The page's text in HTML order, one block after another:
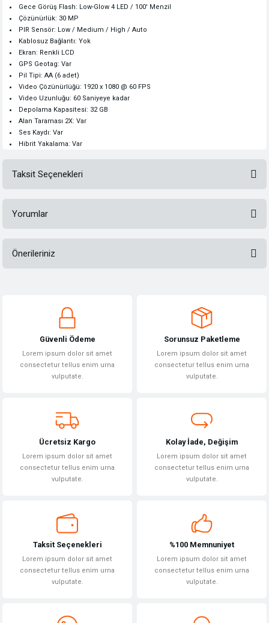
Gece Görüş Flash: Low-Glow 4 LED / 100' Menzil
Çözünürlük: 30 MP
PIR Sensör: Low / Medium / High / Auto
Kablosuz Bağlantı: Yok
Ekran: Renkli LCD
GPS Geotag: Var
Pil Tipi: AA (6 adet)
Video Çözünürlüğü: 1920 x 1080 @ 60 FPS
Video Uzunluğu: 60 Saniyeye kadar
Depolama Kapasitesi: 32 GB
Alan Taraması 2X: Var
Ses Kaydı: Var
Hibrit Yakalama: Var
Taksit Seçenekleri
Yorumlar
Önerileriniz
Görüş ve önerileriniz için teşekkür ederiz.
Ürün açıklamasında eksik bilgiler bulunuyor.
Ürün bilgilerinde hatalar bulunuyor.
Bu ürüne benzer farklı alternatifler olmalı.
Güvenli Ödeme
Lorem ipsum dolor sit amet
consectetur tellus enim urna
vulputate.
Sorunsuz Paketleme
Lorem ipsum dolor sit amet
consectetur tellus enim urna
vulputate.
Ücretsiz Kargo
Lorem ipsum dolor sit amet
consectetur tellus enim urna
vulputate.
Kolay İade, Değişim
Lorem ipsum dolor sit amet
consectetur tellus enim urna
vulputate.
Taksit Seçenekleri
Lorem ipsum dolor sit amet
consectetur tellus enim urna
vulputate.
%100 Memnuniyet
Lorem ipsum dolor sit amet
consectetur tellus enim urna
vulputate.